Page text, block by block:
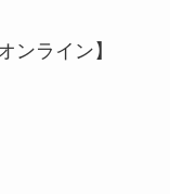
ンライン】